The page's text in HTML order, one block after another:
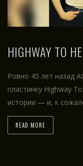
HIGHWAY TO
Ровно 45 лет назад
пластинку Highway
истории — и, к
READ MORE